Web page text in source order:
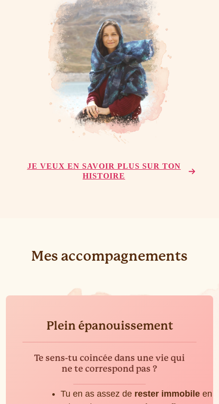
JE VEUX EN SAVOIR PLUS SUR TON
HISTOIRE
Mes accompagnements
Plein épanouissement
Te sens-tu coincée dans une vie qui
ne te correspond pas ?
Tu en as assez de rester immobile en